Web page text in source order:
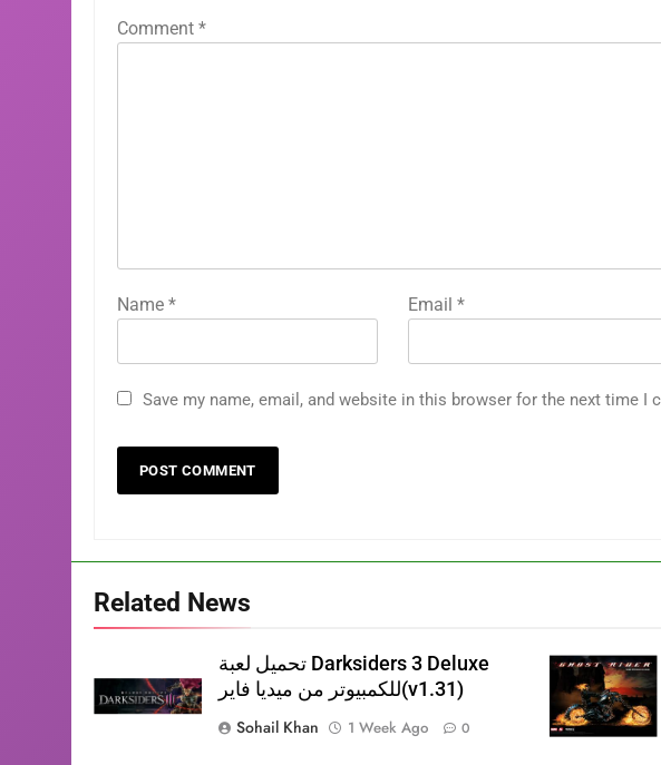
Comment *
Name * Email *
Save my name, email, and website in this browser for the next time I
Related News
تحميل لعبة Darksiders 3 Deluxe
للكمبيوتر من ميديا فاير(v1.31)
Sohail Khan
1 Week Ago 0